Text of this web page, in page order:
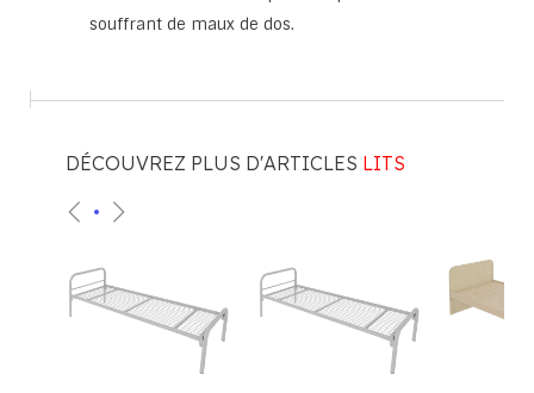
souffrant de maux de dos.
DÉCOUVREZ PLUS D'ARTICLES LITS